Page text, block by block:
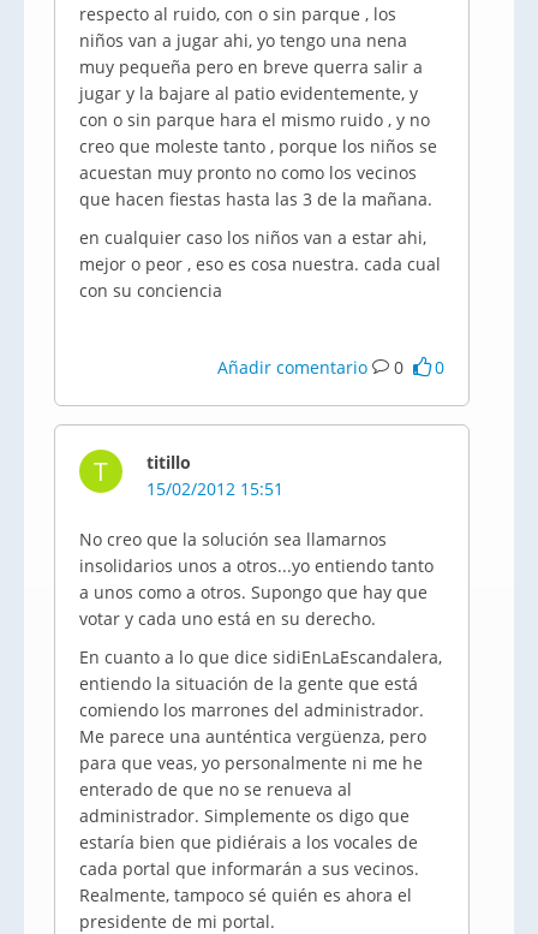
respecto al ruido, con o sin parque , los
niños van a jugar ahi, yo tengo una nena
muy pequeña pero en breve querra salir a
jugar y la bajare al patio evidentemente, y
con o sin parque hara el mismo ruido , y no
creo que moleste tanto , porque los niños se
acuestan muy pronto no como los vecinos
que hacen fiestas hasta las 3 de la mañana.
en cualquier caso los niños van a estar ahi,
mejor o peor , eso es cosa nuestra. cada cual
con su conciencia
Añadir comentario 0 0
T
titillo
15/02/2012 15:51
No creo que la solución sea llamarnos
insolidarios unos a otros...yo entiendo tanto
a unos como a otros. Supongo que hay que
votar y cada uno está en su derecho.
En cuanto a lo que dice sidiEnLaEscandalera,
entiendo la situación de la gente que está
comiendo los marrones del administrador.
Me parece una aunténtica vergüenza, pero
para que veas, yo personalmente ni me he
enterado de que no se renueva al
administrador. Simplemente os digo que
estaría bien que pidiérais a los vocales de
cada portal que informarán a sus vecinos.
Realmente, tampoco sé quién es ahora el
presidente de mi portal.